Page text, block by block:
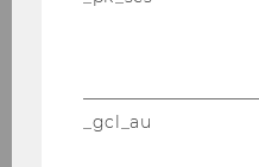
_gcl_au